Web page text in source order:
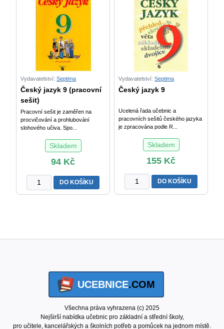
Vydavatelství: Septima
Český jazyk 9 (pracovní
sešit)
Pracovní sešit je zaměřen na
procvičování a prohlubování
slohového učiva. Spo...
Skladem
94 Kč
Český
jazyk
DO KOŠÍKU
Vydavatelství: Septima
Český jazyk 9
Ucelená řada učebnic a
pracovních sešitů českého jazyka
je zpracována podle R...
Skladem
155 Kč
Český
jazyk
DO KOŠÍKU
UCEBNICE.COM
Všechna práva vyhrazena (c) 2025
Nejširší nabídka učebnic pro základní a střední školy,
pro učitele, kancelářských a školních potřeb a pomůcek na jednom místě.